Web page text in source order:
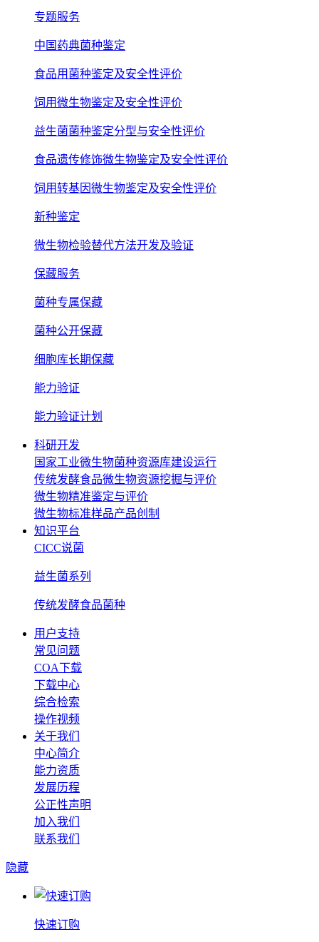
专题服务
中国药典菌种鉴定
食品用菌种鉴定及安全性评价
饲用微生物鉴定及安全性评价
益生菌菌种鉴定分型与安全性评价
食品遗传修饰微生物鉴定及安全性评价
饲用转基因微生物鉴定及安全性评价
新种鉴定
微生物检验替代方法开发及验证
保藏服务
菌种专属保藏
菌种公开保藏
细胞库长期保藏
能力验证
能力验证计划
科研开发
国家工业微生物菌种资源库建设运行
传统发酵食品微生物资源挖掘与评价
微生物精准鉴定与评价
微生物标准样品产品创制
知识平台
CICC说菌
益生菌系列
传统发酵食品菌种
用户支持
常见问题
COA下载
下载中心
综合检索
操作视频
关于我们
中心简介
能力资质
发展历程
公正性声明
加入我们
联系我们
隐藏
快速订购